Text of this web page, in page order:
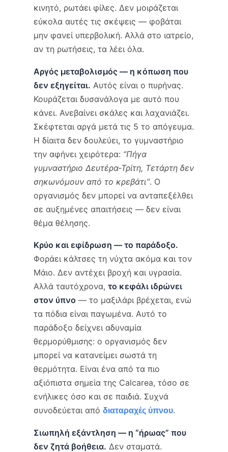
κινητό, ρωτάει φίλες. Δεν μοιράζεται
εύκολα αυτές τις σκέψεις — φοβάται
μην φανεί υπερβολική. Αλλά στο ιατρείο,
αν τη ρωτήσεις, τα λέει όλα.
Αργός μεταβολισμός — η κόπωση που
δεν εξηγείται. Αυτός είναι ο πυρήνας.
Κουράζεται δυσανάλογα με αυτό που
κάνει. Ανεβαίνει σκάλες και λαχανιάζει.
Σκέφτεται αργά μετά τις 5 το απόγευμα.
Η δίαιτα δεν δουλεύει, το γυμναστήριο
την αφήνει χειρότερα: “Πήγα
γυμναστήριο Δευτέρα-Τρίτη, Τετάρτη δεν
σηκωνόμουν από το κρεβάτι”. Ο
οργανισμός δεν μπορεί να ανταπεξέλθει
σε αυξημένες απαιτήσεις — δεν είναι
θέμα θέλησης.
Κρύο και εφίδρωση — το παράδοξο.
Φοράει κάλτσες τη νύχτα ακόμα και τον
Μάιο. Δεν αντέχει βροχή και υγρασία.
Αλλά ταυτόχρονα,το κεφάλι ιδρώνει
στον ύπνο — το μαξιλάρι βρέχεται, ενώ
τα πόδια είναι παγωμένα. Αυτό το
παράδοξο δείχνει αδυναμία
θερμορύθμισης: ο οργανισμός δεν
μπορεί να κατανείμει σωστά τη
θερμότητα. Είναι ένα από τα πιο
αξιόπιστα σημεία της Calcarea, τόσο σε
ενήλικες όσο και σε παιδιά. Συχνά
συνοδεύεται απόδιαταραχές ύπνου.
Σιωπηλή εξάντληση — η “ήρωας” που
δεν ζητά βοήθεια. Δεν σταματά.